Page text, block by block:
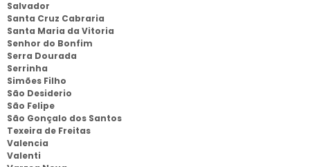
Salvador
Santa Cruz Cabraria
Santa Maria da Vitoria
Senhor do Bonfim
Serra Dourada
Serrinha
Simões Filho
São Desiderio
São Felipe
São Gonçalo dos Santos
Texeira de Freitas
Valencia
Valenti